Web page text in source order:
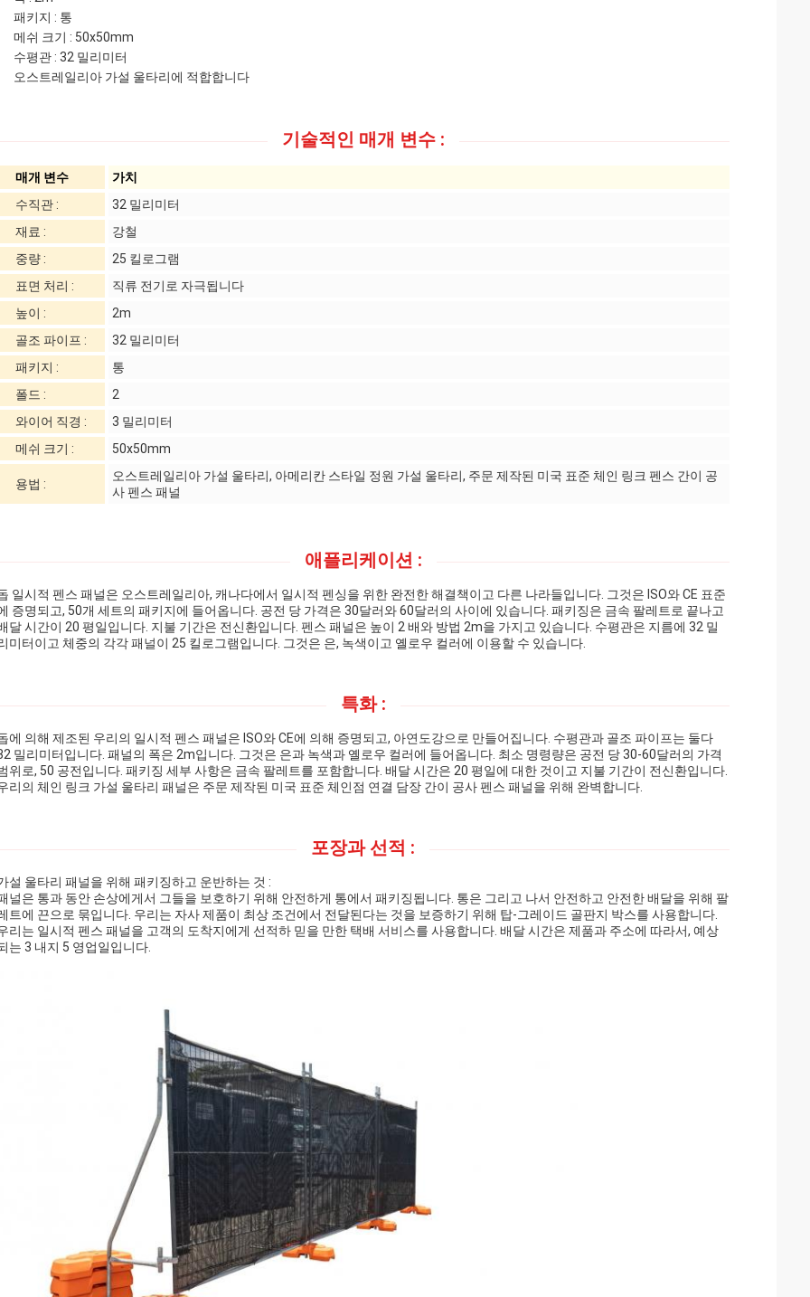
패키지 : 통
메쉬 크기 : 50x50mm
수평관 : 32 밀리미터
오스트레일리아 가설 울타리에 적합합니다
기술적인 매개 변수 :
매개 변수
가치
수직관 :
32 밀리미터
재료 :
강철
중량 :
25 킬로그램
표면 처리 :
직류 전기로 자극됩니다
높이 :
2m
골조 파이프 :
32 밀리미터
패키지 :
통
폴드 :
2
와이어 직경 :
3 밀리미터
메쉬 크기 :
50x50mm
용법 :
오스트레일리아 가설 울타리, 아메리칸 스타일 정원 가설 울타리, 주문 제작된 미국 표준 체인 링크 펜스 간이 공
사 펜스 패널
애플리케이션 :
일시적 펜스 패널은 오스트레일리아, 캐나다에서 일시적 펜싱을 위한 완전한 해결책이고 다른 나라들입니다. 그것은 ISO와 CE 표준
증명되고, 50개 세트의 패키지에 들어옵니다. 공전 당 가격은 30달러와 60달러의 사이에 있습니다. 패키징은 금속 팔레트로 끝나고
달 시간이 20 평일입니다. 지불 기간은 전신환입니다. 펜스 패널은 높이 2 배와 방법 2m을 가지고 있습니다. 수평관은 지름에 32 밀
미터이고 체중의 각각 패널이 25 킬로그램입니다. 그것은 은, 녹색이고 옐로우 컬러에 이용할 수 있습니다.
특화 :
에 의해 제조된 우리의 일시적 펜스 패널은 ISO와 CE에 의해 증명되고, 아연도강으로 만들어집니다. 수평관과 골조 파이프는 둘다
밀리미터입니다. 패널의 폭은 2m입니다. 그것은 은과 녹색과 옐로우 컬러에 들어옵니다. 최소 명령량은 공전 당 30-60달러의 가격
위로, 50 공전입니다. 패키징 세부 사항은 금속 팔레트를 포함합니다. 배달 시간은 20 평일에 대한 것이고 지불 기간이 전신환입니다.
리의 체인 링크 가설 울타리 패널은 주문 제작된 미국 표준 체인점 연결 담장 간이 공사 펜스 패널을 위해 완벽합니다.
포장과 선적 :
설 울타리 패널을 위해 패키징하고 운반하는 것 :
널은 통과 동안 손상에게서 그들을 보호하기 위해 안전하게 통에서 패키징됩니다. 통은 그리고 나서 안전하고 안전한 배달을 위해 팔
트에 끈으로 묶입니다. 우리는 자사 제품이 최상 조건에서 전달된다는 것을 보증하기 위해 탑-그레이드 골판지 박스를 사용합니다.
리는 일시적 펜스 패널을 고객의 도착지에게 선적하 믿을 만한 택배 서비스를 사용합니다. 배달 시간은 제품과 주소에 따라서, 예상
는 3 내지 5 영업일입니다.